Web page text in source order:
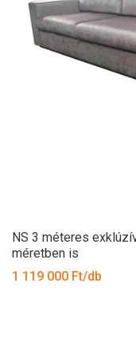
NS 3 méteres
méretben is
1 119 000 Ft/db